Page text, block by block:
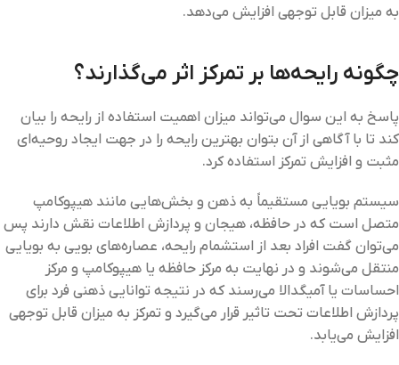
به میزان قابل توجهی افزایش می‌دهد.
چگونه رایحه‌ها بر تمرکز اثر می‌گذارند؟
پاسخ به این سوال می‌تواند میزان اهمیت استفاده از رایحه را بیان
کند تا با آگاهی از آن بتوان بهترین رایحه را در جهت ایجاد روحیه‌ای
مثبت و افزایش تمرکز استفاده کرد.
سیستم بویایی مستقیماً به ذهن و بخش‌هایی مانند هیپوکامپ
متصل است که در حافظه، هیجان و پردازش اطلاعات نقش دارند پس
می‌توان گفت افراد بعد از استشمام رایحه، عصاره‌های بویی به بویایی
منتقل می‌شوند و در نهایت به مرکز حافظه یا هیپوکامپ و مرکز
احساسات یا آمیگدالا می‌رسند که در نتیجه توانایی ذهنی فرد برای
پردازش اطلاعات تحت تاثیر قرار می‌گیرد و تمرکز به میزان قابل توجهی
افزایش می‌یابد.